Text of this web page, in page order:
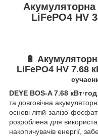
Акумуляторна
LiFePO4 HV
🔋
LiFePO4 HV 7.68
DEYE BOS-A 7.68 кВт·год
та довговічна
основі літій-залізо-
розроблена для
накопичувачів енергії,